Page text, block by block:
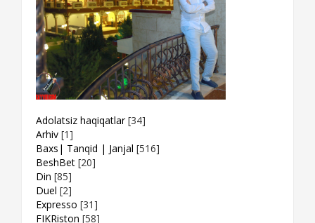
Adolatsiz haqiqatlar [34]
Arhiv [1]
Baxs| Tanqid | Janjal [516]
BeshBet [20]
Din [85]
Duel [2]
Expresso [31]
FIKRiston [58]